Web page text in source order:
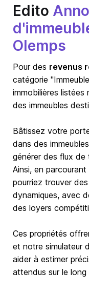
Edito
Olemps
Pour des revenus
catégorie
immobilières
des immeubles
Bâtissez votre
dans des
générer des flux
Ainsi, en
pourriez trouver
dynamiques, avec
des loyers
Ces propriétés
et notre simulateur
aider à estimer
attendus sur le long